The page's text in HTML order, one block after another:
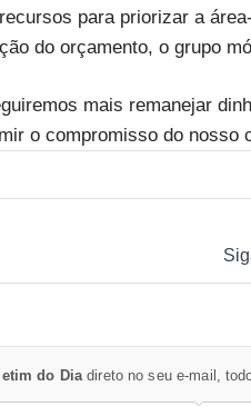
para priorizar a
do orçamento, o grupo
mais remanejar
o compromisso do nosso
do Dia direto no seu e-mail,